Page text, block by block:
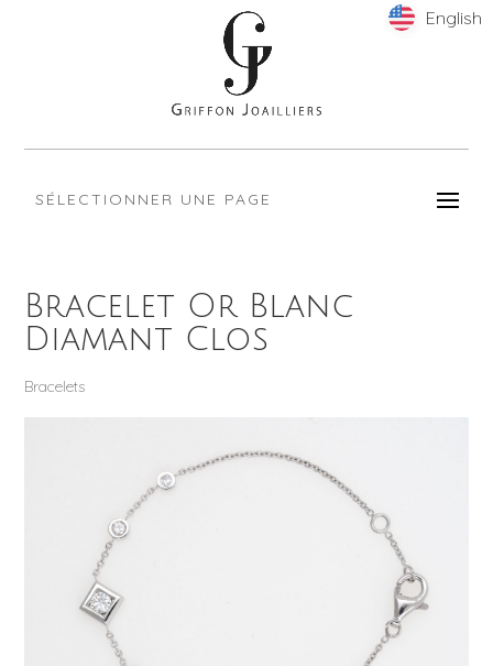
SÉLECTIONNER UNE PAGE
Bracelet Or Blanc
Diamant Clos
Bracelets
English
English